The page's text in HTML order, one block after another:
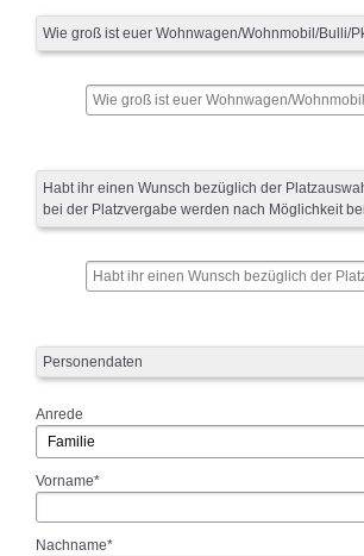
Wie groß ist euer Wohnwagen/Wohnmobil/Bulli/
Habt ihr einen Wunsch bezüglich der
bei der Platzvergabe werden nach Möglichkeit
Personendaten
Anrede
Vorname*
Nachname*